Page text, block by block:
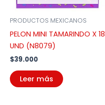
PRODUCTOS MEXICANOS
PELON MINI TAMARINDO X 18
UND (N8079)
$39.000
Leer más